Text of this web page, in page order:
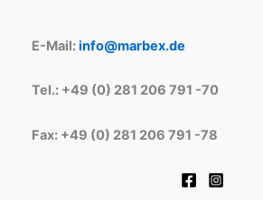
E-Mail:info@marbex.de
Tel.: +49 (0) 281 206 791 -70
Fax: +49 (0) 281 206 791 -78